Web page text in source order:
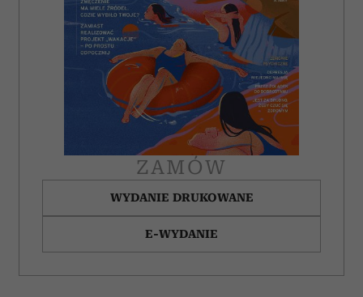
ZAMÓW
WYDANIE DRUKOWANE
E-WYDANIE